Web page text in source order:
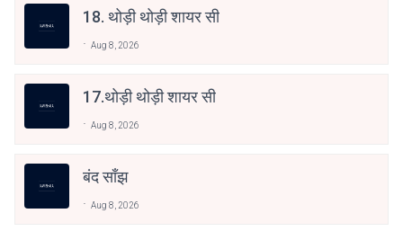
18. थोड़ी थोड़ी शायर सी
Aug 8, 2026
17.थोड़ी थोड़ी शायर सी
Aug 8, 2026
बंद साँझ
Aug 8, 2026